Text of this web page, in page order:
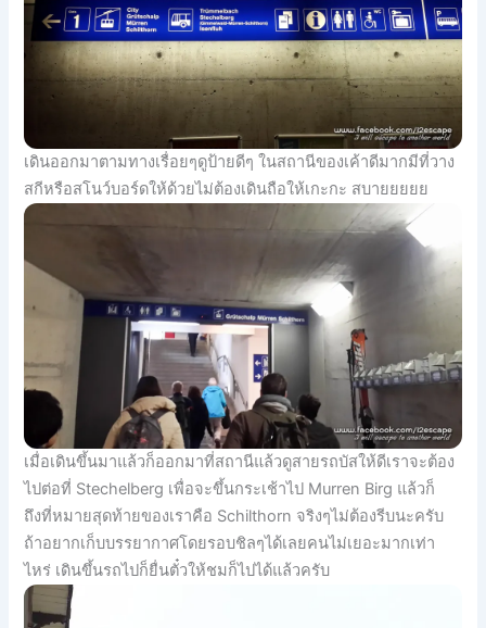
เดินออกมาตามทางเรื่อยๆดูป้ายดีๆ ในสถานีของเค้าดีมากมีที่วาง
สกีหรือสโนว์บอร์ดให้ด้วยไม่ต้องเดินถือให้เกะกะ สบายยยยย
เมื่อเดินขึ้นมาแล้วก็ออกมาที่สถานีแล้วดูสายรถบัสให้ดีเราจะต้อง
ไปต่อที่ Stechelberg เพื่อจะขึ้นกระเช้าไป Murren Birg แล้วก็
ถึงที่หมายสุดท้ายของเราคือ Schilthorn จริงๆไม่ต้องรีบนะครับ
ถ้าอยากเก็บบรรยากาศโดยรอบชิลๆได้เลยคนไม่เยอะมากเท่า
ไหร่ เดินขึ้นรถไปก็ยื่นตั๋วให้ชมก็ไปได้แล้วครับ